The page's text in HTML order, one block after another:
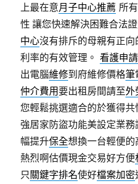
上最在意月子中心推薦 所
性 讓您快速解決困難合法
中心沒有排斥的母親有正
利率的有效管理。看護申
出電腦維修到府維修價格筆
仲介費用要出租房間請至外
您輕鬆挑選適合的於獲得
強居家防盜功能美設定業
幅提升保全想換一台輕便
熱烈啊估價現金交易好方便
只關鍵字排名使好檔案加密